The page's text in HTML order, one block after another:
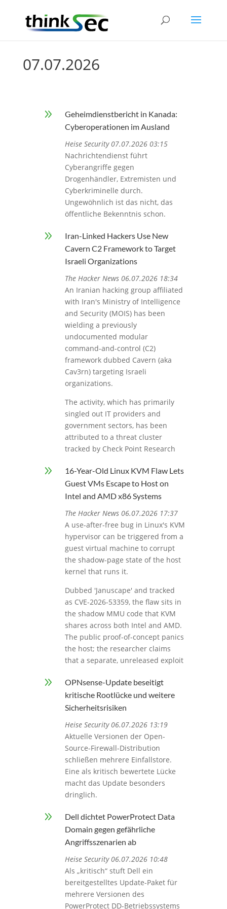
07.07.2026
9
Geheimdienstbericht in Kanada:
Cyberoperationen im Ausland
Heise Security 07.07.2026 03:15
Nachrichtendienst führt
Cyberangriffe gegen
Drogenhändler, Extremisten und
Cyberkriminelle durch.
Ungewöhnlich ist das nicht, das
öffentliche Bekenntnis schon.
9
Iran-Linked Hackers Use New
Cavern C2 Framework to Target
Israeli Organizations
The Hacker News 06.07.2026 18:34
An Iranian hacking group affiliated
with Iran's Ministry of Intelligence
and Security (MOIS) has been
wielding a previously
undocumented modular
command-and-control (C2)
framework dubbed Cavern (aka
Cav3rn) targeting Israeli
organizations.
The activity, which has primarily
singled out IT providers and
government sectors, has been
attributed to a threat cluster
tracked by Check Point Research
9
16-Year-Old Linux KVM Flaw Lets
Guest VMs Escape to Host on
Intel and AMD x86 Systems
The Hacker News 06.07.2026 17:37
A use-after-free bug in Linux's KVM
hypervisor can be triggered from a
guest virtual machine to corrupt
the shadow-page state of the host
kernel that runs it.
Dubbed 'Januscape' and tracked
as CVE-2026-53359, the flaw sits in
the shadow MMU code that KVM
shares across both Intel and AMD.
The public proof-of-concept panics
the host; the researcher claims
that a separate, unreleased exploit
9
OPNsense-Update beseitigt
kritische Rootlücke und weitere
Sicherheitsrisiken
Heise Security 06.07.2026 13:19
Aktuelle Versionen der Open-
Source-Firewall-Distribution
schließen mehrere Einfallstore.
Eine als kritisch bewertete Lücke
macht das Update besonders
dringlich.
9
Dell dichtet PowerProtect Data
Domain gegen gefährliche
Angriffsszenarien ab
Heise Security 06.07.2026 10:48
Als „kritisch“ stuft Dell ein
bereitgestelltes Update-Paket für
mehrere Versionen des
PowerProtect DD-Betriebssystems